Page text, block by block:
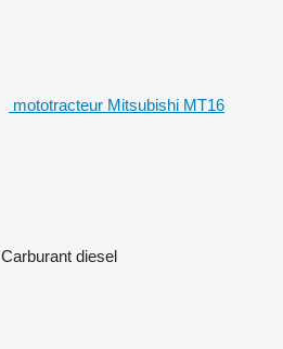
mototracteur Mitsubishi MT16
Carburant diesel